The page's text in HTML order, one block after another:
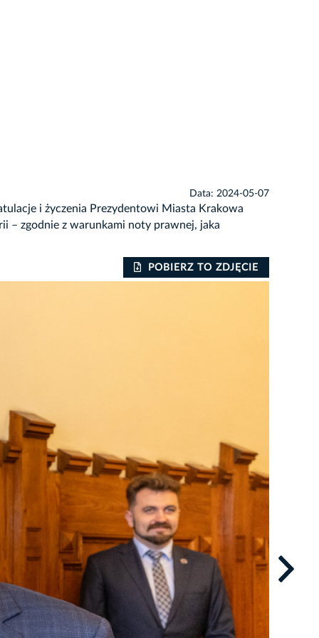
Data: 2024-05-07
i życzenia Prezydentowi Miasta Krakowa
– zgodnie z warunkami noty prawnej, jaka
POBIERZ TO ZDJĘCIE